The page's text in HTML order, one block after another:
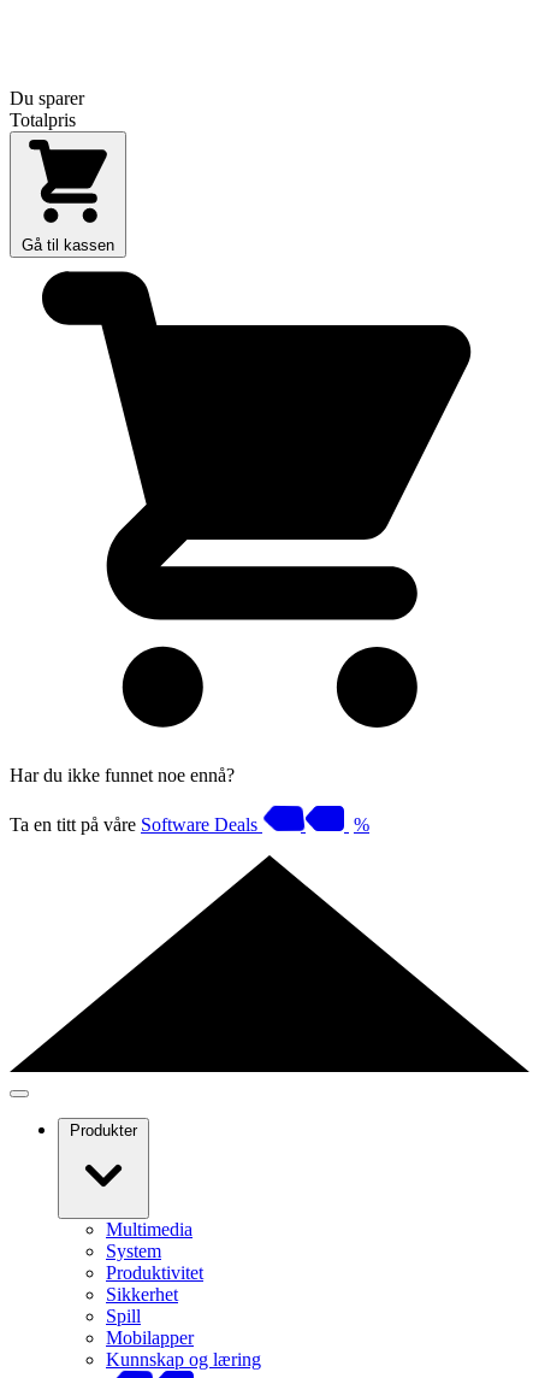
Du sparer
Totalpris
Gå til kassen
Har du ikke funnet noe ennå?
Ta en titt på våre Software Deals %
Produkter
Multimedia
System
Produktivitet
Sikkerhet
Spill
Mobilapper
Kunnskap og læring